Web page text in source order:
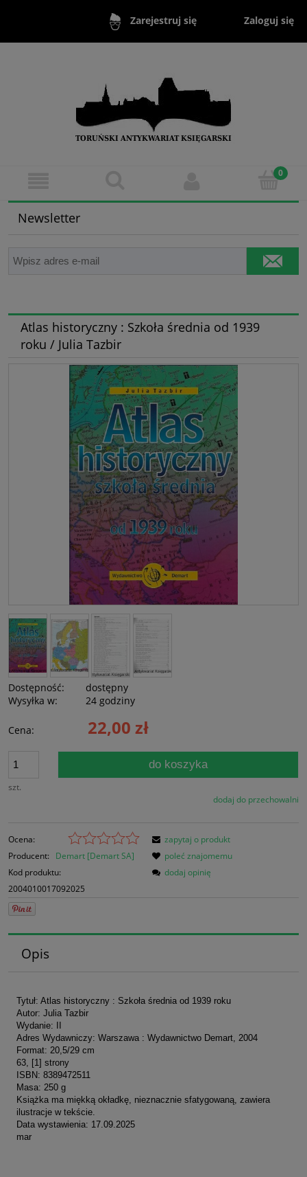
Zarejestruj się Zaloguj się
Newsletter
Atlas historyczny : Szkoła średnia od 1939
roku / Julia Tazbir
Dostępność:
dostępny
Wysyłka w:
24 godziny
Cena: 22,00 zł
szt.
do koszyka
dodaj do przechowalni
Ocena:
Producent:
Demart [Demart SA]
Kod produktu:
2004010017092025
zapytaj o produkt
poleć znajomemu
dodaj opinię
Opis
Tytuł: Atlas historyczny : Szkoła średnia od 1939 roku
Autor: Julia Tazbir
Wydanie: II
Adres Wydawniczy: Warszawa : Wydawnictwo Demart, 2004
Format: 20,5/29 cm
63, [1] strony
ISBN: 8389472511
Masa: 250 g
Książka ma miękką okładkę, nieznacznie sfatygowaną, zawiera
ilustracje w tekście.
Data wystawienia: 17.09.2025
mar